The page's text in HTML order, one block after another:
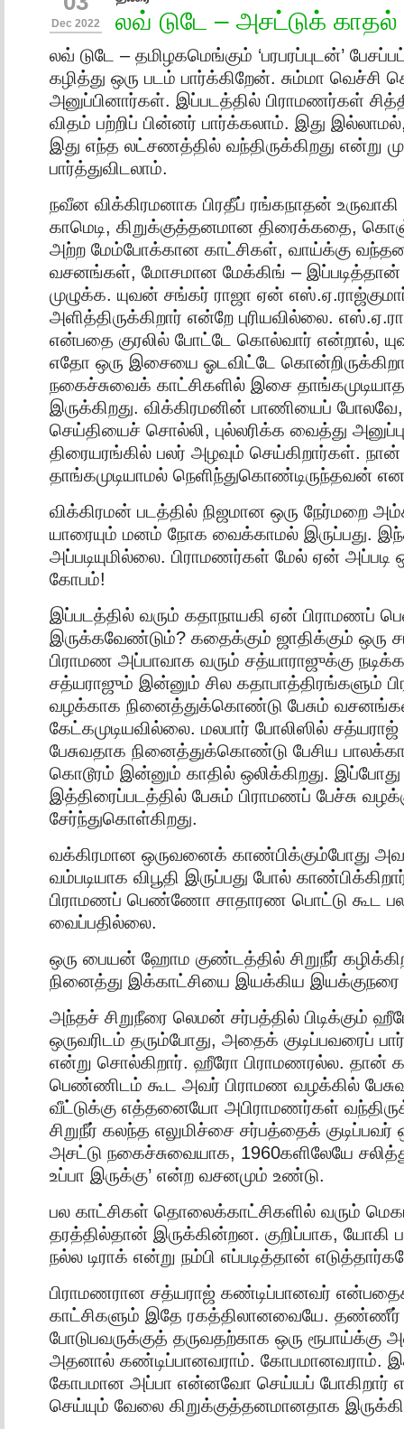
Dec 2022 லவ் டுடே – அசட்டுக் காதல்
லவ் டுடே – தமிழகமெங்கும் ‘பரபரப்புடன்’
கழித்து ஒரு படம் பார்க்கிறேன். சும்மா வெச்சி
அனுப்பினார்கள். இப்படத்தில் பிராமணர்கள்
விதம் பற்றிப் பின்னர் பார்க்கலாம். இது
இது எந்த லட்சணத்தில் வந்திருக்கிறது என்று
பார்த்துவிடலாம்.
நவீன விக்கிரமனாக பிரதீப் ரங்கநாதன் உருவாகி
காமெடி, கிறுக்குத்தனமான திரைக்கதை,
அற்ற மேம்போக்கான காட்சிகள், வாய்க்கு
வசனங்கள், மோசமான மேக்கிங் – இப்படித்தான்
முழுக்க. யுவன் சங்கர் ராஜா ஏன்
அளித்திருக்கிறார் என்றே புரியவில்லை.
என்பதை குரலில் போட்டே கொல்வார் என்றால்,
எதோ ஒரு இசையை ஓடவிட்டே
நகைச்சுவைக் காட்சிகளில் இசை
இருக்கிறது. விக்கிரமனின் பாணியைப் போலவே,
செய்தியைச் சொல்லி, புல்லரிக்க வைத்து
திரையரங்கில் பலர் அழவும் செய்கிறார்கள்.
தாங்கமுடியாமல் நெளிந்துகொண்டிருந்தவன்
விக்கிரமன் படத்தில் நிஜமான ஒரு நேர்மறை
யாரையும் மனம் நோக வைக்காமல் இருப்பது.
அப்படியுமில்லை. பிராமணர்கள் மேல் ஏன்
கோபம்!
இப்படத்தில் வரும் கதாநாயகி ஏன் பிராமணப்
இருக்கவேண்டும்? கதைக்கும் ஜாதிக்கும் ஒரு
பிராமண அப்பாவாக வரும் சத்யாராஜுக்கு
சத்யராஜும் இன்னும் சில கதாபாத்திரங்களும்
வழக்காக நினைத்துக்கொண்டு பேசும்
கேட்கமுடியவில்லை. மலபார் போலிஸில்
பேசுவதாக நினைத்துக்கொண்டு பேசிய
கொடூரம் இன்னும் காதில் ஒலிக்கிறது. இப்போது
இத்திரைப்படத்தில் பேசும் பிராமணப் பேச்சு
சேர்ந்துகொள்கிறது.
வக்கிரமான ஒருவனைக் காண்பிக்கும்போது
வம்படியாக விபூதி இருப்பது போல்
பிராமணப் பெண்ணோ சாதாரண பொட்டு கூட பல
வைப்பதில்லை.
ஒரு பையன் ஹோம குண்டத்தில் சிறுநீர்
நினைத்து இக்காட்சியை இயக்கிய
அந்தச் சிறுநீரை லெமன் சர்பத்தில் பிடிக்கும்
ஒருவரிடம் தரும்போது, அதைக் குடிப்பவரைப்
என்று சொல்கிறார். ஹீரோ பிராமணரல்ல. தான்
பெண்ணிடம் கூட அவர் பிராமண வழக்கில்
வீட்டுக்கு எத்தனையோ அபிராமணர்கள்
சிறுநீர் கலந்த எலுமிச்சை சர்பத்தைக் குடிப்பவர்
அசட்டு நகைச்சுவையாக, 1960களிலேயே
உப்பா இருக்கு’ என்ற வசனமும் உண்டு.
பல காட்சிகள் தொலைக்காட்சிகளில் வரும்
தரத்தில்தான் இருக்கின்றன. குறிப்பாக, யோகி
நல்ல டிராக் என்று நம்பி எப்படித்தான்
பிராமணரான சத்யராஜ் கண்டிப்பானவர்
காட்சிகளும் இதே ரகத்திலானவையே.
போடுபவருக்குத் தருவதற்காக ஒரு ரூபாய்க்கு
அதனால் கண்டிப்பானவராம். கோபமானவராம்.
கோபமான அப்பா என்னவோ செய்யப் போகிறார்
செய்யும் வேலை கிறுக்குத்தனமானதாக